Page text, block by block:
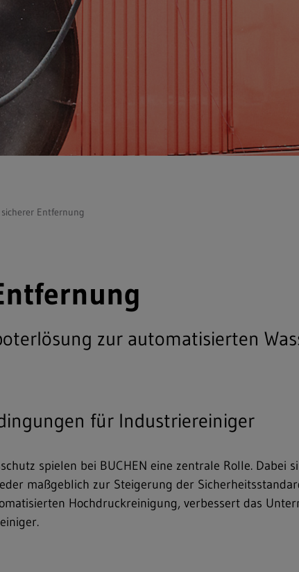
Entfernung
zur automatisierten
für Industriereiniger
spielen bei BUCHEN eine zentrale Rolle. Dabei
maßgeblich zur Steigerung der
Hochdruckreinigung, verbessert das